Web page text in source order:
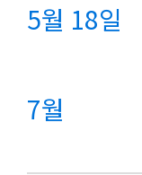
5월 18일
7월